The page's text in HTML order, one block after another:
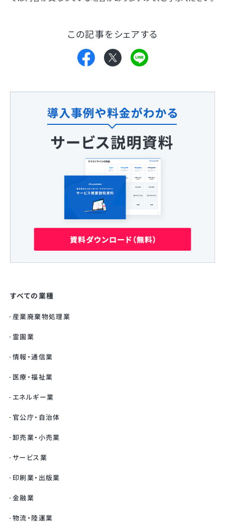
この記事をシェアする
すべての業種
産業廃棄物処理業
霊園業
情報・通信業
医療・福祉業
エネルギー業
官公庁・自治体
卸売業・小売業
サービス業
印刷業・出版業
金融業
物流・陸運業